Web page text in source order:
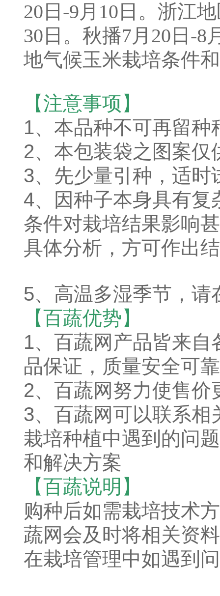
20日-9月10日。浙江
30日。秋播7月20日-8
地气候玉米栽培条件
【注意事项】
1、本品种不可再留种
2、本包装袋之图案
3、先少量引种，适时
4、因种子本身具有
条件对栽培结果影响
具体分析，方可作出
5、高温多湿季节，请
【百蔬优势】
1、 百蔬网产品皆来自
品保证，质量安全可靠
2、百蔬网努力使售
3、百蔬网可以联系
栽培种植中遇到的问
和解决方案
【百蔬说明】
购种后如需栽培技术
蔬网会及时将相关资
在栽培管理中如遇到